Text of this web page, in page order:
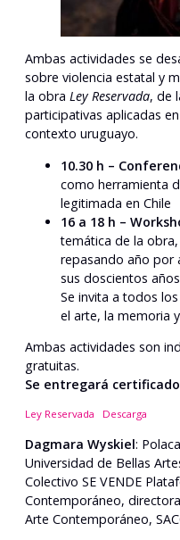
Ambas actividades se
sobre violencia estatal y
la obra Ley Reservada, de
participativas aplicadas
contexto uruguayo.
10.30 h –
como herramienta
legitimada en Chile
16 a 18 h –
temática de la
repasando año por
sus doscientos
Se invita a todos
el arte, la memoria
Ambas actividades son
gratuitas.
Se entregará
Ley Reservada Descarga
Dagmara Wyskiel:
Universidad de Bellas
Colectivo SE VENDE
Contemporáneo,
Arte Contemporáneo,